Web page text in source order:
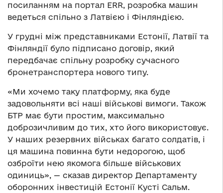
посиланням на портал ERR, розробка машин
ведеться спільно з Латвією і Фінляндією.
У грудні між представниками Естонії, Латвії та
Фінляндії було підписано договір, який
передбачає спільну розробку сучасного
бронетранспортера нового типу.
«Ми хочемо таку платформу, яка буде
задовольняти всі наші військові вимоги. Також
БТР має бути простим, максимально
доброзичливим до тих, хто його використовує.
У наших резервних військах багато солдатів, і
ця машина повинна бути недорогою, щоб
озброїти нею якомога більше військових
одиниць», — сказав директор Департаменту
оборонних інвестицій Естонії Кусті Сальм.